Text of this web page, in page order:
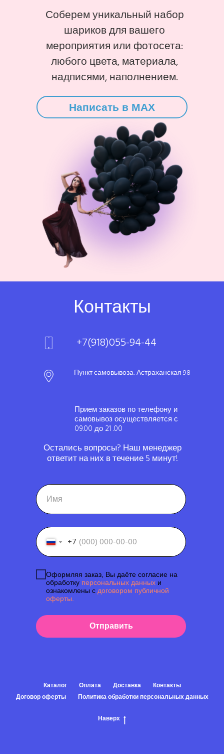
Соберем уникальный набор
шариков для вашего
мероприятия или фотосета:
любого цвета, материала,
надписями, наполнением.
Написать в MAX
+7
Оформляя заказ, Вы даёте согласие на
обработку персональных данных и
ознакомлены с договором публичной
оферты.
Отправить
Контакты
Пункт самовывоза: Астраханская 98
+7(918)055-94-44
Прием заказов по телефону и
самовывоз осуществляется с
09.00 до 21 .00
Остались вопросы? Наш менеджер
ответит на них в течение 5 минут!
Каталог Оплата Доставка
Контакты
Договор оферты
Политика обработки персональных данных
Наверх